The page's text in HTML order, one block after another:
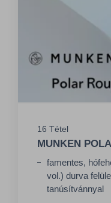
16 Tétel
MUNKEN
famentes,
vol.) durva
tanúsítvánnyal